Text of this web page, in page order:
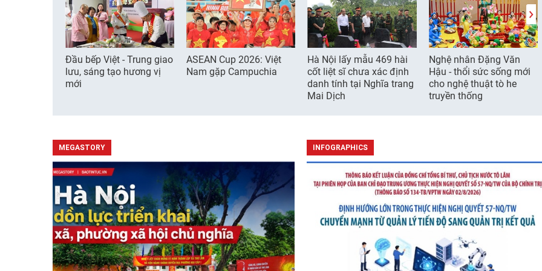
Đầu bếp Việt - Trung giao
lưu, sáng tạo hương vị
mới
ASEAN Cup 2026: Việt
Nam gặp Campuchia
Hà Nội lấy mẫu 469 hài
cốt liệt sĩ chưa xác định
danh tính tại Nghĩa trang
Mai Dịch
Nghệ nhân Đặng Văn
Hậu - thổi sức sống mới
cho nghệ thuật tò he
truyền thống
MEGASTORY INFOGRAPHICS